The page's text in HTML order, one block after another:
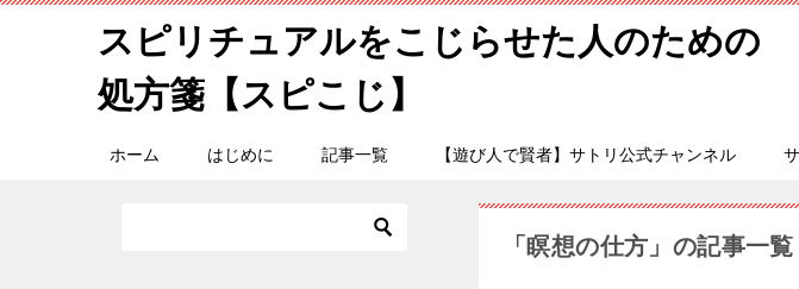
スピリチュアルをこじらせた人のための
処方箋【スピこじ】
ホーム はじめに 記事一覧 【遊び人で賢者】サトリ公式チャンネル
「瞑想の仕方」の記事一覧